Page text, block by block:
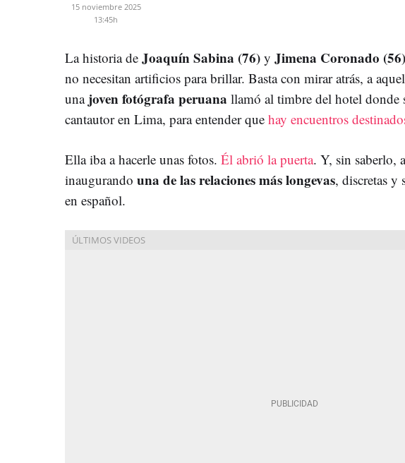
15 noviembre 2025
13:45h
La historia de Joaquín Sabina (76) y Jimena Coronado (56)
no necesitan artificios para brillar. Basta con mirar atrás, a
una joven fotógrafa peruana llamó al timbre del hotel donde
cantautor en Lima, para entender que hay encuentros
Ella iba a hacerle unas fotos. Él abrió la puerta. Y, sin saberlo,
inaugurando una de las relaciones más longevas, discretas y
en español.